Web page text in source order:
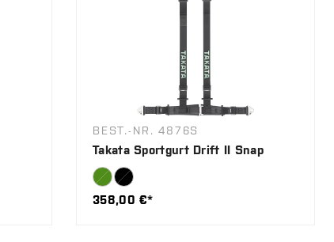
BEST.-NR. 4876S
Takata Sportgurt Drift II Snap
358,00 €*